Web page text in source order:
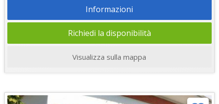
Informazioni
Richiedi la disponibilità
Visualizza sulla mappa